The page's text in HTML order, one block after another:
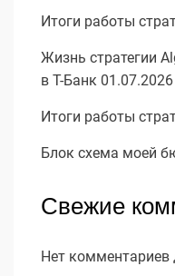
Итоги работы
Жизнь стратегии
в Т-Банк 01.07.2026
Итоги работы
Блок схема моей
Свежие
Нет комментариев